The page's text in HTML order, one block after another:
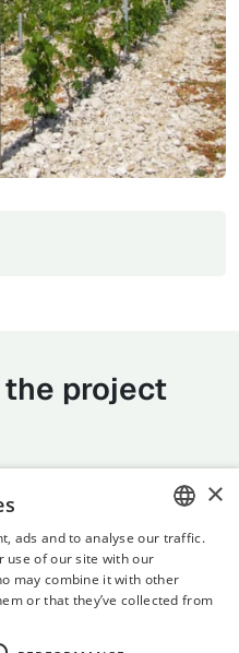
project
ENGLISH
×
ads and to analyse our traffic.
use of our site with our
may combine it with other
or that they’ve collected from